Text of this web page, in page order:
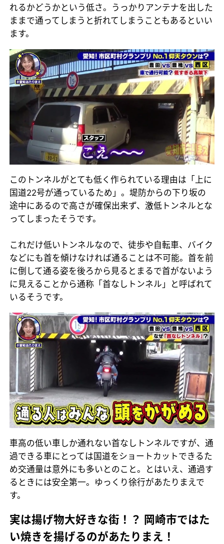
れるかどうかという低さ。うっかりアンテナを出した
ままで通ってしまうと折れてしまうこともあるといい
ます。
このトンネルがとても低く作られている理由は「上に
国道22号が通っているため」。堤防からの下り坂の
途中にあるので高さが確保出来ず、激低トンネルとな
ってしまったそうです。
これだけ低いトンネルなので、徒歩や自転車、バイク
などにも首を傾けなければ通ることは不可能。首を前
に倒して通る姿を後ろから見るとまるで首がないよう
に見えることから通称「首なしトンネル」と呼ばれて
いるそうです。
車高の低い車しか通れない首なしトンネルですが、通
過できる車にとっては国道をショートカットできるた
め交通量は意外にも多いとのこと。とはいえ、通過す
るときには安全第一。ゆっくり徐行があたりまえで
す。
実は揚げ物大好きな街！？ 岡崎市ではた
い焼きを揚げるのがあたりまえ！